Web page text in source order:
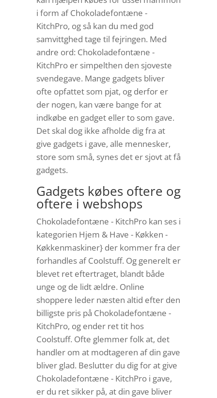
i form af Chokoladefontæne -
KitchPro, og så kan du med god
samvittghed tage til fejringen. Med
andre ord: Chokoladefontæne -
KitchPro er simpelthen den sjoveste
svendegave. Mange gadgets bliver
ofte opfattet som pjat, og derfor er
der nogen, kan være bange for at
indkøbe en gadget eller to som gave.
Det skal dog ikke afholde dig fra at
give gadgets i gave, alle mennesker,
store som små, synes det er sjovt at få
gadgets.
Gadgets købes oftere og
oftere i webshops
Chokoladefontæne - KitchPro kan ses i
kategorien Hjem & Have - Køkken -
Køkkenmaskiner} der kommer fra der
forhandles af Coolstuff. Og generelt er
blevet ret eftertraget, blandt både
unge og de lidt ældre. Online
shoppere leder næsten altid efter den
billigste pris på Chokoladefontæne -
KitchPro, og ender ret tit hos
Coolstuff. Ofte glemmer folk at, det
handler om at modtageren af din gave
bliver glad. Beslutter du dig for at give
Chokoladefontæne - KitchPro i gave,
er du ret sikker på, at din gave bliver